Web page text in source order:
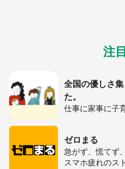
注
全国の優しさ
た。
仕事に家事に子
ゼロまる
急がず、慌てず
スマホ疲れのス